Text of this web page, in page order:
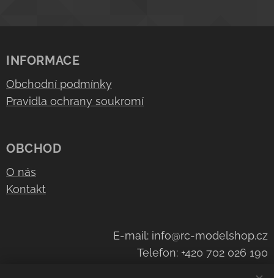
INFORMACE
Obchodní podmínky
Pravidla ochrany soukromí
OBCHOD
O nás
Kontakt
E-mail: info@rc-modelshop.cz
Telefon: +420 702 026 190